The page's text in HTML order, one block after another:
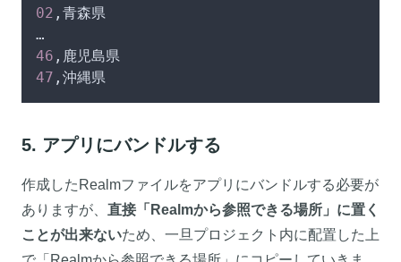
02 ,青森県
46
47 ,沖縄県
5. アプリにバンドルする
作成したRealmファイルをアプリにバンドルする必要が
ありますが、 直接「Realmから参照できる場所」に置く
ことが出来ないため、一旦プロジェクト内に配置した上